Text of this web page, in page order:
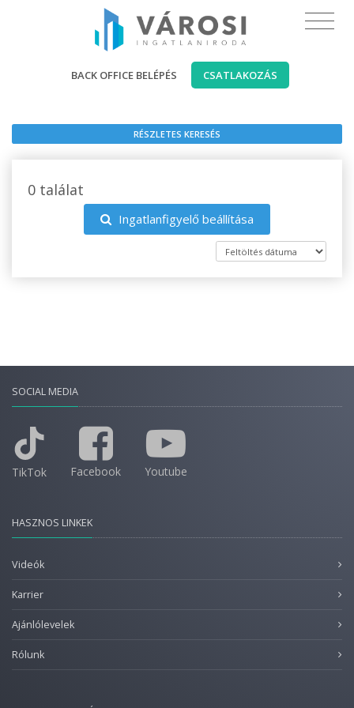
BACK OFFICE BELÉPÉS CSATLAKOZÁS
RÉSZLETES KERESÉS
0 találat
Ingatlanfigyelő beállítása
SOCIAL MEDIA
TikTok Facebook Youtube
HASZNOS LINKEK
Videók
Karrier
Ajánlólevelek
Rólunk